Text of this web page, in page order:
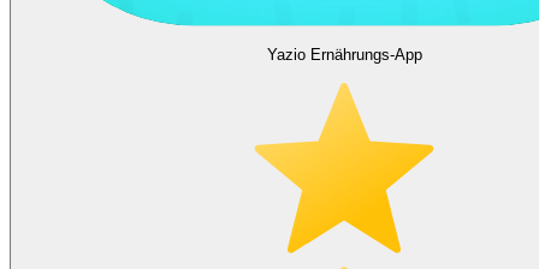
Yazio Ernährungs-App